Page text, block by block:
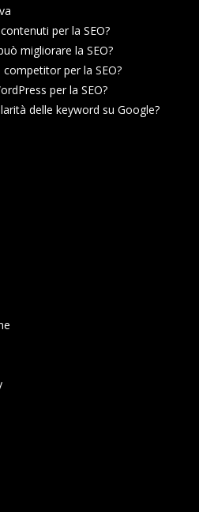
per la SEO?
migliorare la SEO?
per la SEO?
per la SEO?
delle keyword su Google?